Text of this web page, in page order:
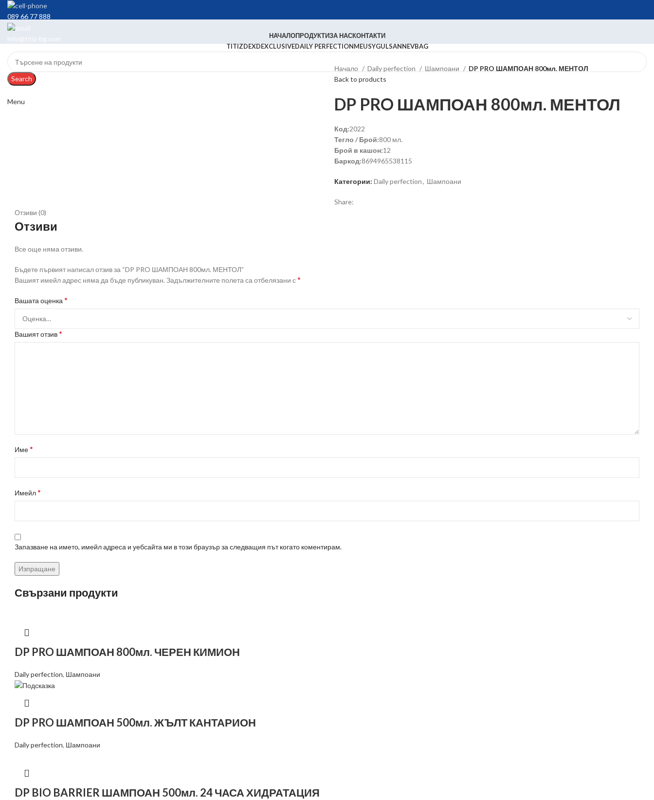
089 66 77 888
info@titiz-bg.com НАЧАЛОПРОДУКТИЗА НАСКОНТАКТИ
TITIZDEXDEXCLUSIVEDAILY PERFECTIONMEUSYGULSANNEVBAG
Search
Menu
Начало Daily perfection Шампоани
DP PRO ШАМПОАН 800мл. МЕНТОЛ
Back to products
DP PRO ШАМПОАН 800мл. МЕНТОЛ
Код:2022
Тегло / Брой:800 мл.
Брой в кашон:12
Баркод:8694965538115
Категории: Daily perfection, Шампоани
Share:
Отзиви (0)
Отзиви
Все още няма отзиви.
Бъдете първият написал отзив за “DP PRO ШАМПОАН 800мл. МЕНТОЛ”
Вашият имейл адрес няма да бъде публикуван. Задължителните полета са отбелязани с*
Вашата оценка *
Вашият отзив*
Име*
Имейл*
Запазване на името, имейл адреса и уебсайта ми в този браузър за следващия път когато коментирам.
Свързани продукти
DP PRO ШАМПОАН 800мл. ЧЕРЕН КИМИОН
Daily perfection, Шампоани
DP PRO ШАМПОАН 500мл. ЖЪЛТ КАНТАРИОН
Daily perfection, Шампоани
DP BIO BARRIER ШАМПОАН 500мл. 24 ЧАСА ХИДРАТАЦИЯ